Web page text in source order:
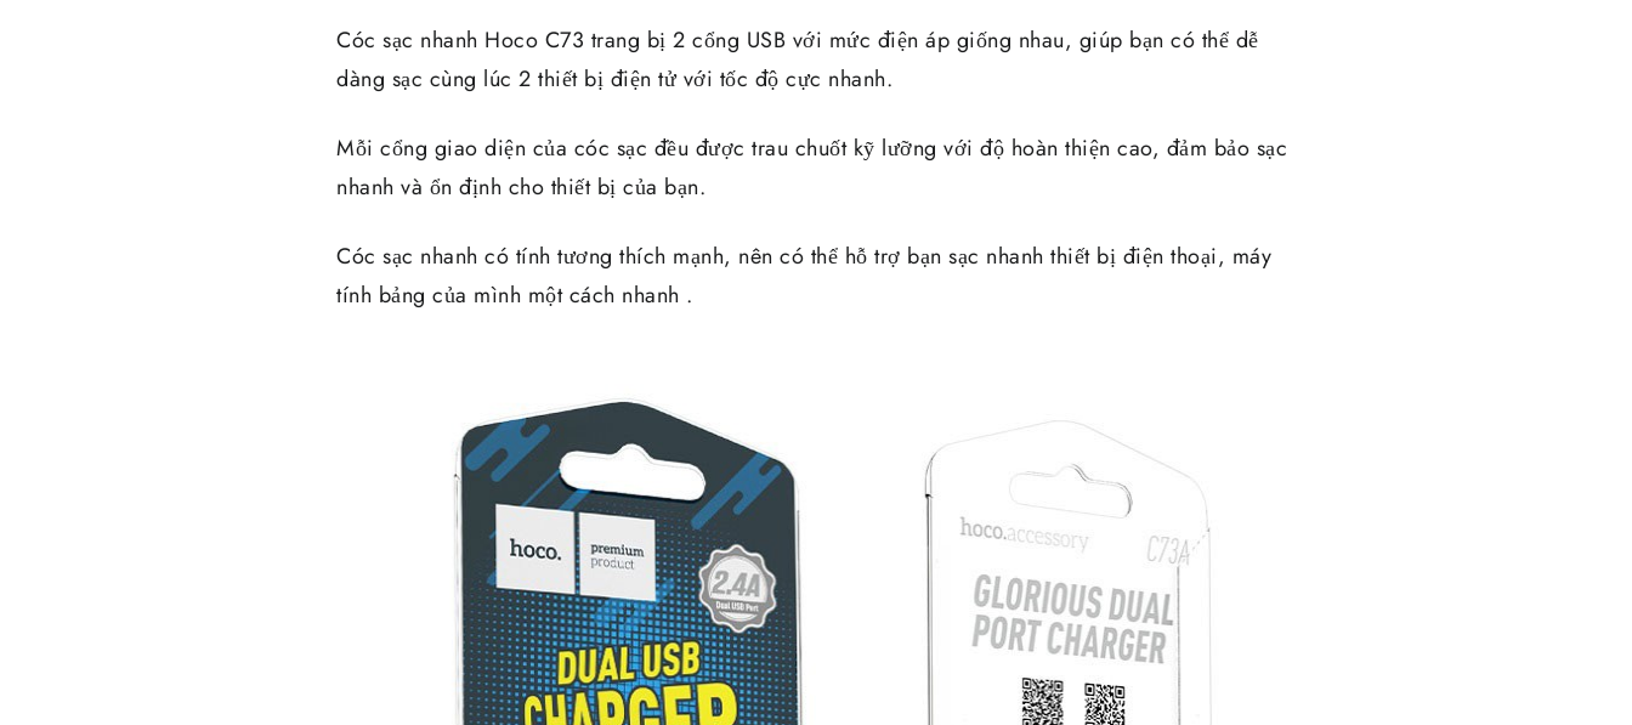
Cóc sạc nhanh Hoco C73 trang bị 2 cổng USB với mức điện áp giống nhau, giúp bạn có thể dễ
dàng sạc cùng lúc 2 thiết bị điện tử với tốc độ cực nhanh.
Mỗi cổng giao diện của cóc sạc đều được trau chuốt kỹ lưỡng với độ hoàn thiện cao, đảm bảo sạc
nhanh và ổn định cho thiết bị của bạn.
Cóc sạc nhanh có tính tương thích mạnh, nên có thể hỗ trợ bạn sạc nhanh thiết bị điện thoại, máy
tính bảng của mình một cách nhanh .